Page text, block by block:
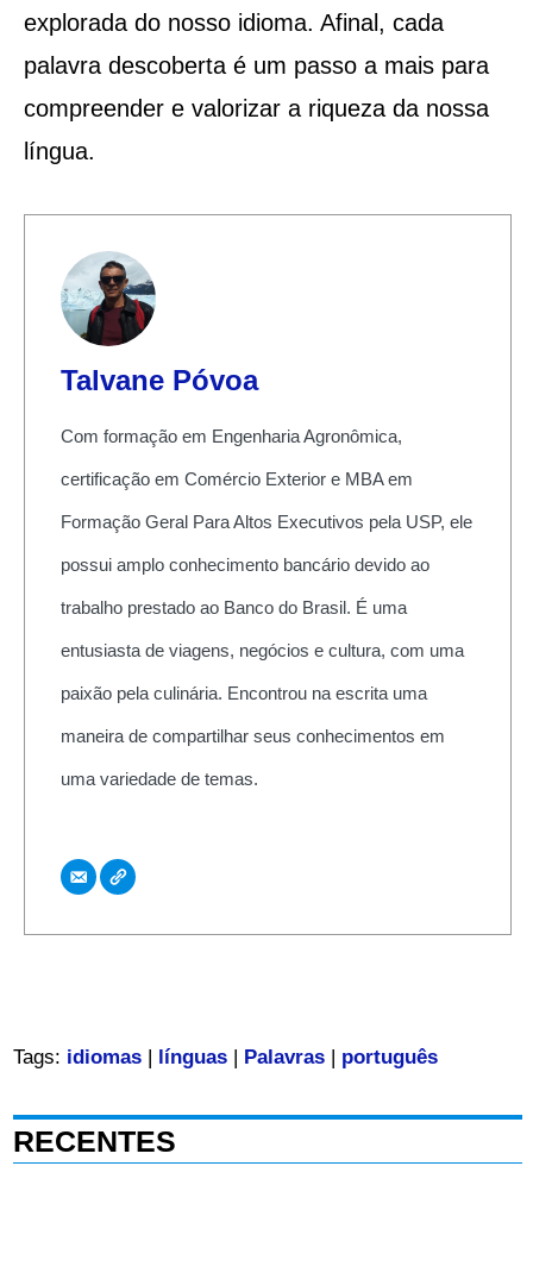
explorada do nosso idioma. Afinal, cada
palavra descoberta é um passo a mais para
compreender e valorizar a riqueza da nossa
língua.
Talvane Póvoa
Com formação em Engenharia Agronômica,
certificação em Comércio Exterior e MBA em
Formação Geral Para Altos Executivos pela USP, ele
possui amplo conhecimento bancário devido ao
trabalho prestado ao Banco do Brasil. É uma
entusiasta de viagens, negócios e cultura, com uma
paixão pela culinária. Encontrou na escrita uma
maneira de compartilhar seus conhecimentos em
uma variedade de temas.
Tags: idiomas| línguas| Palavras| português
RECENTES